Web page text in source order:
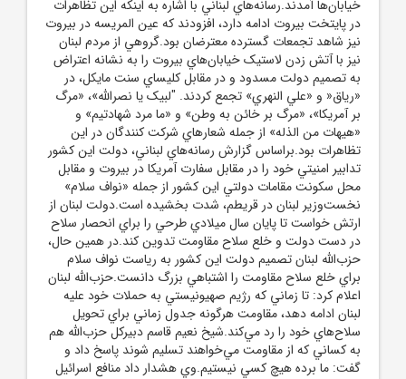
خيابان‌ها آمدند.رسانه‌هاي لبناني با اشاره به اينکه اين تظاهرات
در پايتخت بيروت ادامه دارد، افزودند که عين المريسه در بيروت
نيز شاهد تجمعات گسترده معترضان بود.گروهي از مردم لبنان
نيز با آتش زدن لاستيک خيابان‌هاي بيروت را به نشانه اعتراض
به تصميم دولت مسدود و در مقابل کليساي سنت مايکل، در
«رياق« و «علي النهري» تجمع کردند. "لبيک يا نصرالله»، «مرگ
بر آمريکا»، «مرگ بر خائن به وطن» و «ما مرد شهادتيم» و
«هيهات من الذله» از جمله شعارهاي شرکت کنندگان در اين
تظاهرات بود.براساس گزارش رسانه‌هاي لبناني، دولت اين کشور
تدابير امنيتي خود را در مقابل سفارت آمريکا در بيروت و مقابل
محل سکونت مقامات دولتي اين کشور از جمله «نواف سلام»
نخست‌وزير لبنان در قريطم، شدت بخشيده است.دولت لبنان از
ارتش خواست تا پايان سال ميلادي طرحي را براي انحصار سلاح
در دست دولت و خلع سلاح مقاومت تدوين کند.در همين حال،
حزب‌الله لبنان تصميم دولت اين کشور به رياست نواف سلام
براي خلع سلاح مقاومت را اشتباهي بزرگ دانست.حزب‌الله لبنان
اعلام کرد: تا زماني که رژيم صهيونيستي به حملات خود عليه
لبنان ادامه دهد، مقاومت هرگونه جدول زماني براي تحويل
سلاح‌هاي خود را رد مي‌کند.شيخ نعيم قاسم دبيرکل حزب‌الله هم
به کساني که از مقاومت مي‌خواهند تسليم شوند پاسخ داد و
گفت: ما برده هيچ کسي نيستيم.وي هشدار داد منافع اسرائيل